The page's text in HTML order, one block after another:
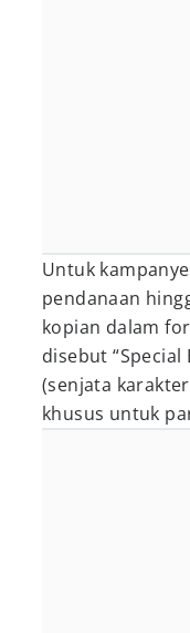
Untuk
pendanaan
kopian dalam
disebut
(senjata
khusus untuk